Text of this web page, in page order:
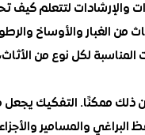
لتتعلم كيف
الغبار والأوساخ
لكل نوع من
ذلك ممكنًا. التفكيك
والمسامير